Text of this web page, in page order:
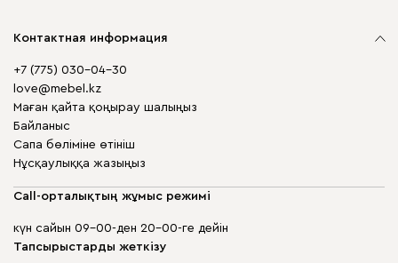
Контактная информация
+7 (775) 030-04-30
love@mebel.kz
Маған қайта қоңырау шалыңыз
Байланыс
Сапа бөліміне өтініш
Нұсқаулыққа жазыңыз
Call-орталықтың жұмыс режимі
күн сайын 09-00-ден 20-00-ге дейін
Тапсырыстарды жеткізу